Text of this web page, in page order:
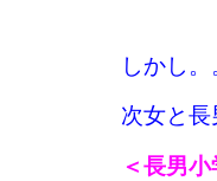
しかし。
次女と長
＜長男